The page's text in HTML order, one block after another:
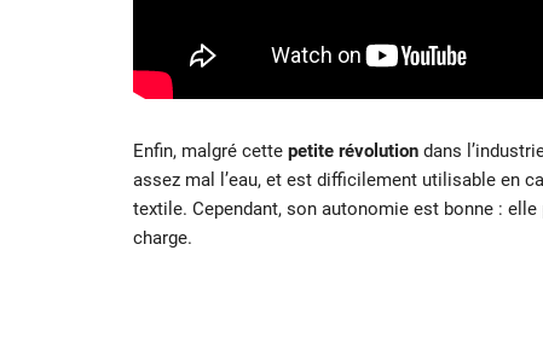
Enfin, malgré cette petite révolutiondans
assez mal l’eau, et est difficilement utilisable en
textile. Cependant, son autonomie est bonne :
charge.